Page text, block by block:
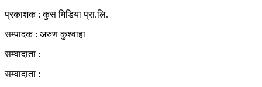
प्रकाशक : कुस मिडिया प्रा‍.लि.
सम्पादक : अरुण कुश्वाहा
सम्वादाता :
सम्वादाता :